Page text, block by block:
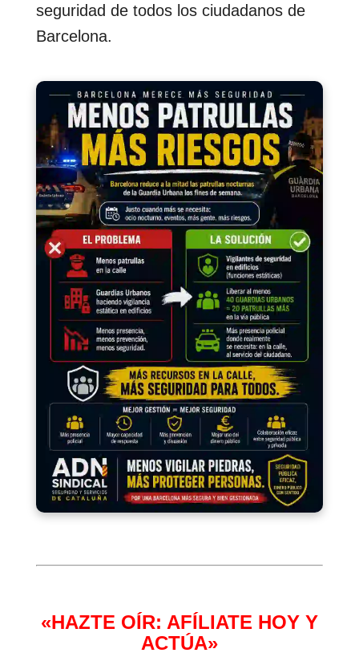
seguridad de todos los ciudadanos de
Barcelona.
«HAZTE OÍR: AFÍLIATE HOY Y
ACTÚA»